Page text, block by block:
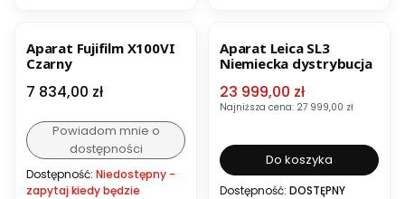
Aparat Fujifilm X100VI
Czarny
Cena
7 834,00 zł
Powiadom mnie o
dostępności
Dostępność: Niedostępny -
zapytaj kiedy będzie
Aparat Leica SL3
Niemiecka dystrybucja
Cena promocyjna
23 999,00 zł
Najniższa cena: 27 999,00 zł
Do koszyka
Dostępność: DOSTĘPNY